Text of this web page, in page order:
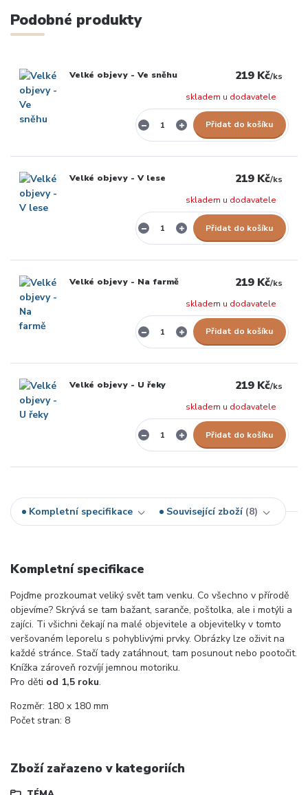
Podobné produkty
Velké objevy - Ve sněhu 219 Kč/ks
skladem u dodavatele
Přidat do košíku
Velké objevy - V lese 219 Kč/ks
skladem u dodavatele
Přidat do košíku
Velké objevy - Na farmě 219 Kč/ks
skladem u dodavatele
Přidat do košíku
Velké objevy - U řeky 219 Kč/ks
skladem u dodavatele
Přidat do košíku
Kompletní specifikace Související zboží 8
Kompletní specifikace
Pojďme prozkoumat veliký svět tam venku. Co všechno v přírodě
objevíme? Skrývá se tam bažant, saranče, poštolka, ale i motýli a
zajíci. Ti všichni čekají na malé objevitele a objevitelky v tomto
veršovaném leporelu s pohyblivými prvky. Obrázky lze oživit na
každé stránce. Stačí tady zatáhnout, tam posunout nebo pootočit.
Knížka zároveň rozvíjí jemnou motoriku.
Pro děti od 1,5 roku.
Rozměr: 180 x 180 mm
Počet stran: 8
Zboží zařazeno v kategoriích